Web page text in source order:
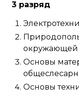
3 разряд
окружающей
Основы
Основы